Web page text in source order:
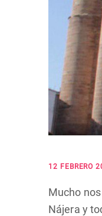
12 FEBRERO
Mucho
Nájera y